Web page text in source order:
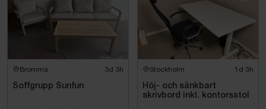
Bromma 3d 3h
Soffgrupp Sunfun
Stockholm 1d 3h
Höj- och sänkbart
skrivbord inkl. kontorsstol